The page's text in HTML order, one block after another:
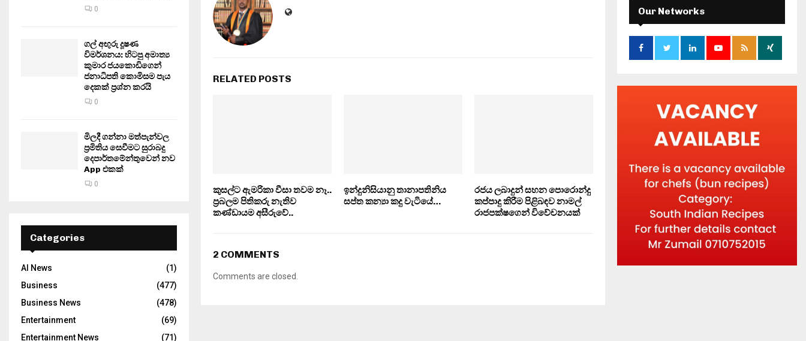
RELATED POSTS
කුසල්ට ඇමරිකා වීසා තවම නෑ..
ප‍්‍රබලම පිතිකරු නැතිව
කණ්ඩායම අසීරුවේ..
ඉන්දුනිසියානු තානාපතිනිය
සප්ත කන්‍යා කදු වැටියේ…
රජය ලබාදුන් සහන පොරොන්දු
කප්පාදු කිරීම පිළිබඳව නාමල්
රාජපක්ෂගෙන් විවේචනයක්
2 COMMENTS
Comments are closed.
0
ගල් අඟුරු දූෂණ
විමර්ශනය: හිටපු අමාත්‍ය
කුමාර ජයකොඩිගෙන්
ජනාධිපති කොමිසම පැය
දෙකක් ප්‍රශ්න කරයි
0
මිලදී ගන්නා මත්පැන්වල
ප්‍රමිතිය සෙවීමට සුරාබදු
දෙපාර්තමේන්තුවෙන් නව
App එකක්
0
Categories
AI News
(1)
Business
(477)
Business News
(478)
Entertainment
(69)
Entertainment News
(71)
Our Networks